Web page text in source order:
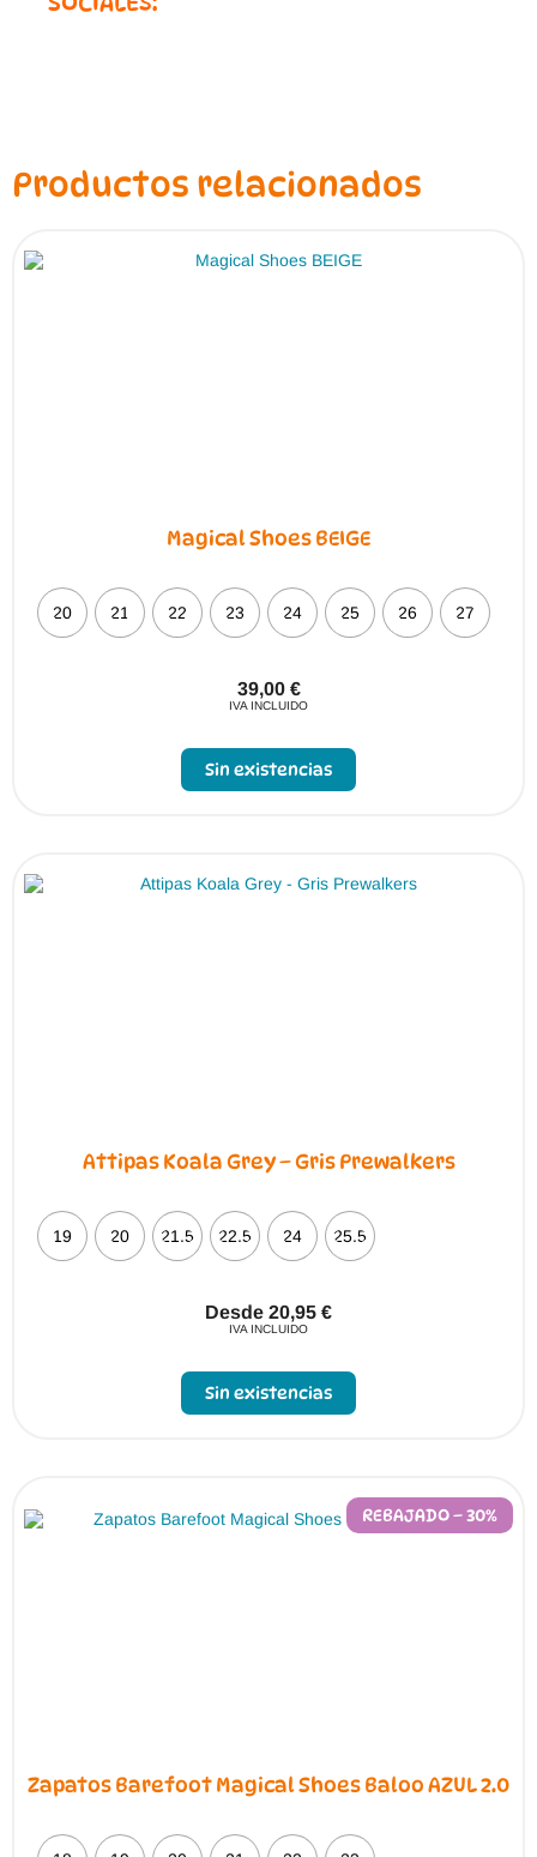
Productos relacionados
Magical Shoes BEIGE
20 21 22 23 24 25 26 27
39,00 €
IVA INCLUIDO
Sin existencias
Attipas Koala Grey – Gris Prewalkers
19 20 21.5 22.5 24 25.5
Desde 20,95 €
IVA INCLUIDO
Sin existencias
se
pueden
elegir
REBAJADO – 30%
Zapatos Barefoot Magical Shoes Baloo AZUL 2.0